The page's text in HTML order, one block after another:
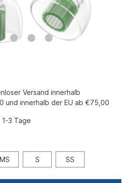
Versand innerhalb
und innerhalb der EU ab €75,00
3 Tage
MS S SS